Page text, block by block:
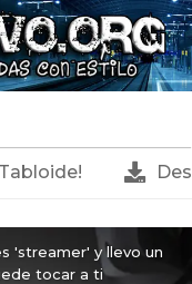
Tabloide!
'streamer' y llevo un
tocar a ti